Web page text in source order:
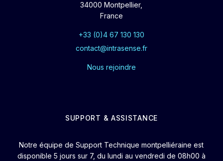
34000 Montpellier,
France
+33 (0)4 67 130 130
contact@intrasense.fr
Nous rejoindre
SUPPORT & ASSISTANCE
Notre équipe de Support Technique montpelliéraine est
disponible 5 jours sur 7, du lundi au vendredi de 08h00 à